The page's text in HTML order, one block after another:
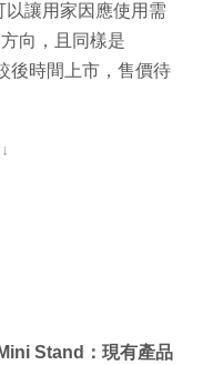
讓用家因應使用需
向，且同樣是
後時間上市，售價待
Stand：現有產品